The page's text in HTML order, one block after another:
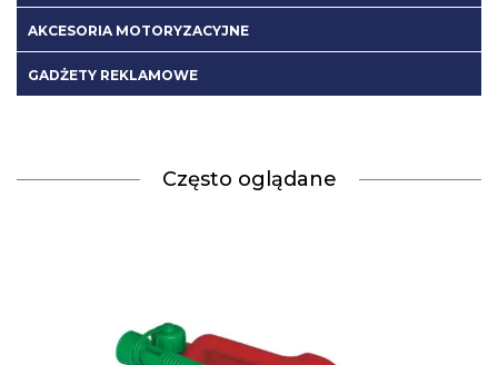
AKCESORIA MOTORYZACYJNE
GADŻETY REKLAMOWE
Często oglądane